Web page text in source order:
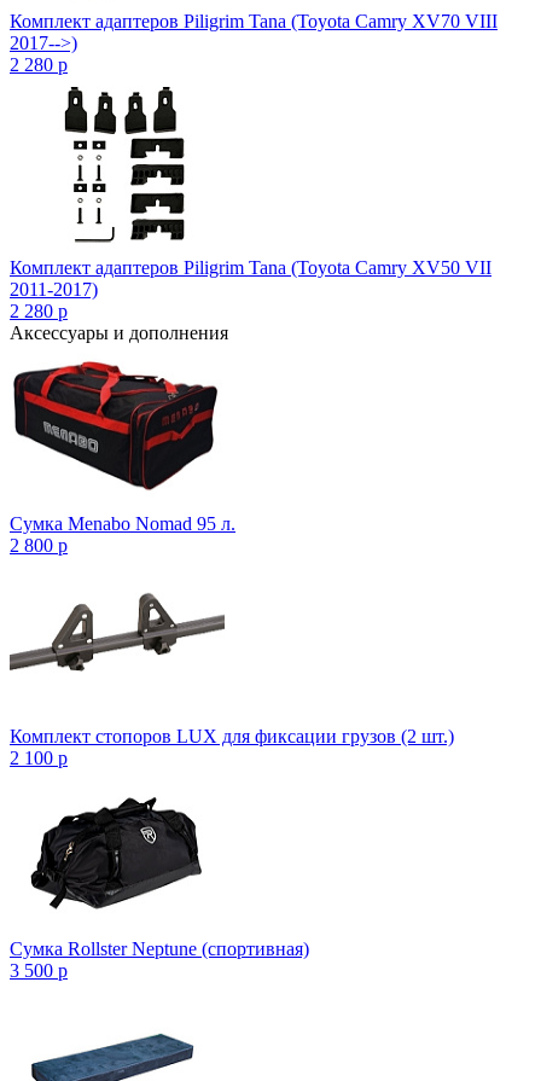
Комплект адаптеров Piligrim Tana (Toyota Camry XV70 VIII
2017-->)
2 280 p
Комплект адаптеров Piligrim Tana (Toyota Camry XV50 VII
2011-2017)
2 280 p
Аксессуары и дополнения
Сумка Menabo Nomad 95 л.
2 800 p
Комплект стопоров LUX для фиксации грузов (2 шт.)
2 100 p
Сумка Rollster Neptune (спортивная)
3 500 p